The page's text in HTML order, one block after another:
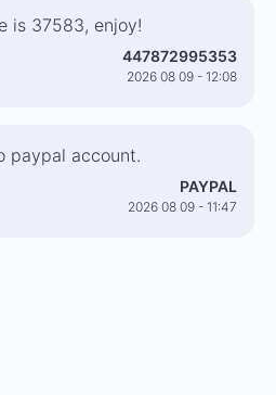
is 37583, enjoy!
447872995353
2026 08 09 - 12:08
paypal account.
PAYPAL
2026 08 09 - 11:47